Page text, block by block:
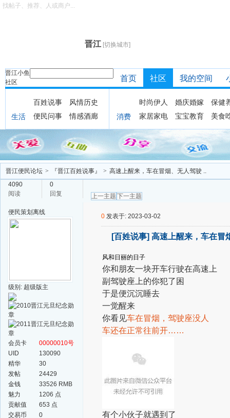
晋江 [切换城市]
晋江小鱼
社区
找帖子、推荐、人或商户...
首页 社区 我的空间
生活
百姓说事
风情历史
便民问事
情感酒廊 消费
时尚伊人 婚庆婚嫁
保健
家居家电
宝宝教育 美食
晋江便民论坛 > 『晋江百姓说事』 > 高速上醒来，车在冒烟、无人驾驶 ..
4090
阅读
0
回复
上一主题 下一主题
便民策划 离线
级别: 超级版主
会员卡
00000010号
UID
130090
精华
30
发帖
24429
金钱
33526 RMB
魅力
1206 点
贡献值
653 点
交易币
0
0 发表于: 2023-03-02
[百姓说事] 高速上醒来，车在冒
风和日丽的日子
你和朋友一块开车行驶在高速上
副驾驶座上的你犯了困
于是便沉沉睡去
一觉醒来
你看见车在冒烟，驾驶座没人
车还在正常往前开……
有个小伙子就遇到了